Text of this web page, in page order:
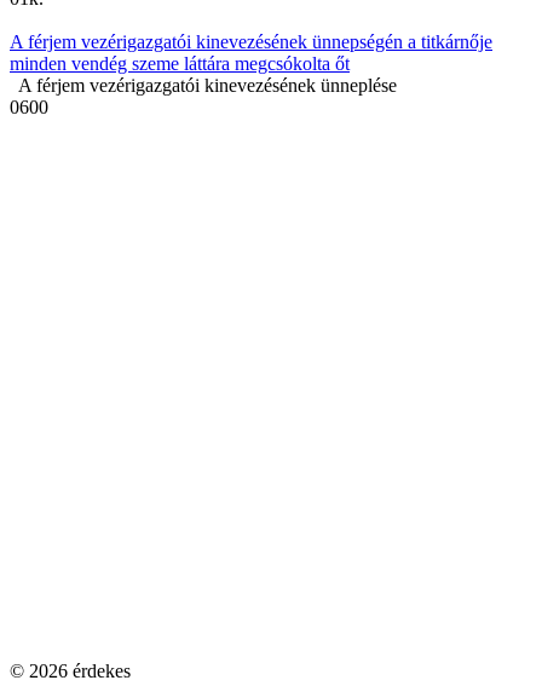
A férjem vezérigazgatói kinevezésének ünnepségén a titkárnője
minden vendég szeme láttára megcsókolta őt
A férjem vezérigazgatói kinevezésének ünneplése
0600
© 2026 érdekes